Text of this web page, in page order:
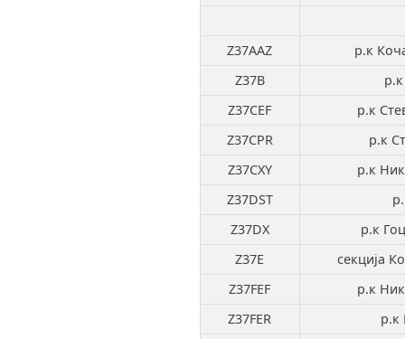
Z37AAZ
р.к
Z37B
Z37CEF
р.к
Z37CPR
р.к
Z37CXY
р.к
Z37DST
Z37DX
р.к
Z37E
секција
Z37FEF
р.к
Z37FER
р.к